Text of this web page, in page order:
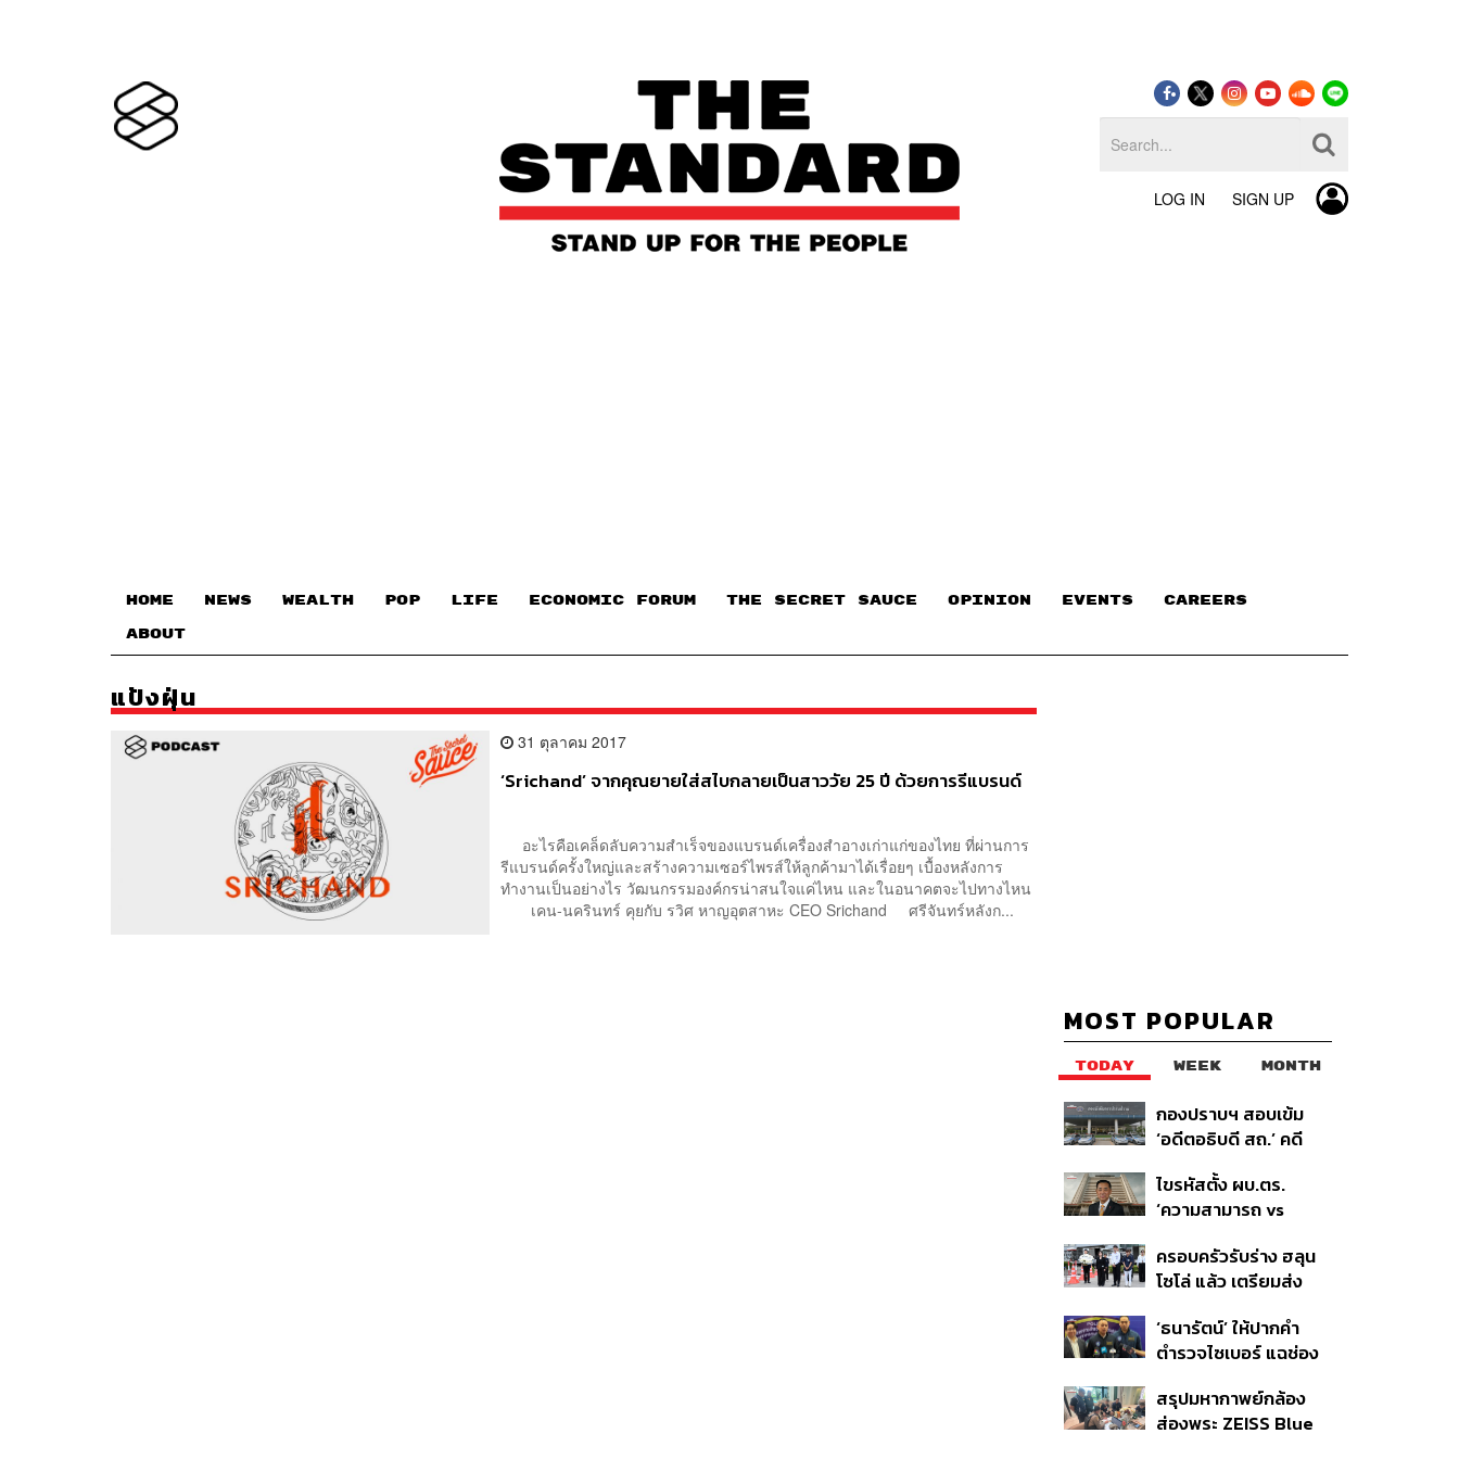
LOG IN SIGN UP
HOME NEWS WEALTH POP LIFE ECONOMIC FORUM THE SECRET SAUCE​ OPINION EVENTS CAREERS
ABOUT
แป้งฝุ่น
31 ตุลาคม 2017
‘Srichand’ จากคุณยายใส่สไบกลายเป็นสาววัย 25 ปี ด้วยการรีแบรนด์
อะไรคือเคล็ดลับความสำเร็จของแบรนด์เครื่องสำอางเก่าแก่ของไทย ที่ผ่านการ
รีแบรนด์ครั้งใหญ่และสร้างความเซอร์ไพรส์ให้ลูกค้ามาได้เรื่อยๆ เบื้องหลังการ
ทำงานเป็นอย่างไร วัฒนกรรมองค์กรน่าสนใจแค่ไหน และในอนาคตจะไปทางไหน
เคน-นครินทร์ คุยกับ รวิศ หาญอุตสาหะ CEO Srichand ศรีจันทร์หลังก...
MOST POPULAR
TODAY WEEK MONTH
กองปราบฯ สอบเข้ม
‘อดีตอธิบดี สถ.’ คดี
6 ข้อหาหนัก จ่อชง
ป.ป.ช. 12 ส.ค. นี้
ไขรหัสตั้ง ผบ.ตร.
‘ความสามารถ vs
ปฏิรูปสีกากี กับ
พล.ต.อ. เอก อังสนา
ครอบครัวรับร่าง ฮลุน
โซโล่ แล้ว เตรียมส่ง
เสียชีวิต
‘ธนารัตน์’ ให้ปากคำ
ตำรวจไซเบอร์ แฉช่อง
ยันไร้นัยทางการเมือง
สรุปมหากาพย์กล้อง
ส่องพระ ZEISS Blue